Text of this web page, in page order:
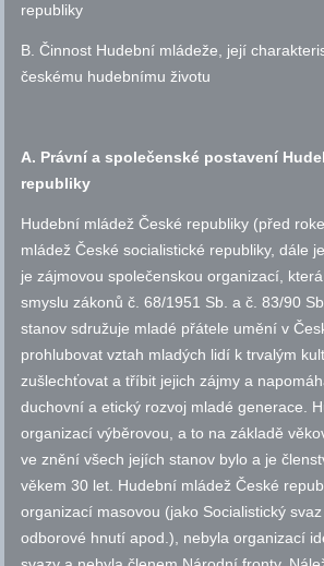
republiky
B. Činnost Hudební mládeže, její
českému hudebnímu životu
A. Právní a společenské postavení
republiky
Hudební mládež České republiky (před
mládež České socialistické republiky, dále
je zájmovou společenskou organizací,
smyslu zákonůč. 68/1951 Sb. ač. 83/90
stanov sdružuje mladé přátele umění v
prohlubovat vztah mladých lidí k trvalým
zušlechťovat a tříbit jejich zájmy a
duchovní a etický rozvoj mladé generace.
organizací výběrovou, a to na základě
ve znění všech jejích stanov bylo a je
věkem 30 let. Hudební mládež České
organizací masovou (jako Socialistický
odborové hnutíapod.), nebyla organizací